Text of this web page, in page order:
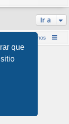
que
Ir a
Contáctenos